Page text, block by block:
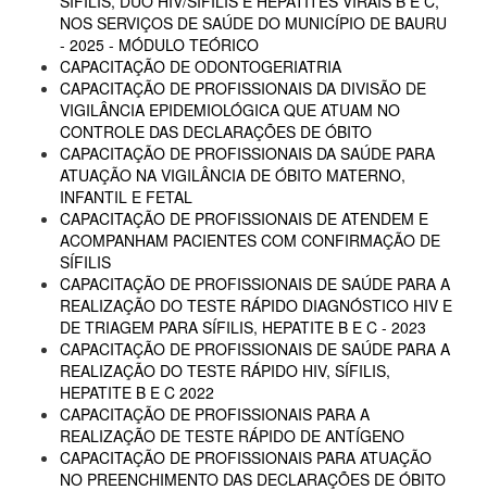
NOS SERVIÇOS DE SAÚDE DO MUNICÍPIO DE BAURU
- 2025 - MÓDULO TEÓRICO
CAPACITAÇÃO DE ODONTOGERIATRIA
CAPACITAÇÃO DE PROFISSIONAIS DA DIVISÃO DE
VIGILÂNCIA EPIDEMIOLÓGICA QUE ATUAM NO
CONTROLE DAS DECLARAÇÕES DE ÓBITO
CAPACITAÇÃO DE PROFISSIONAIS DA SAÚDE PARA
ATUAÇÃO NA VIGILÂNCIA DE ÓBITO MATERNO,
INFANTIL E FETAL
CAPACITAÇÃO DE PROFISSIONAIS DE ATENDEM E
ACOMPANHAM PACIENTES COM CONFIRMAÇÃO DE
SÍFILIS
CAPACITAÇÃO DE PROFISSIONAIS DE SAÚDE PARA A
REALIZAÇÃO DO TESTE RÁPIDO DIAGNÓSTICO HIV E
DE TRIAGEM PARA SÍFILIS, HEPATITE B E C - 2023
CAPACITAÇÃO DE PROFISSIONAIS DE SAÚDE PARA A
REALIZAÇÃO DO TESTE RÁPIDO HIV, SÍFILIS,
HEPATITE B E C 2022
CAPACITAÇÃO DE PROFISSIONAIS PARA A
REALIZAÇÃO DE TESTE RÁPIDO DE ANTÍGENO
CAPACITAÇÃO DE PROFISSIONAIS PARA ATUAÇÃO
NO PREENCHIMENTO DAS DECLARAÇÕES DE ÓBITO